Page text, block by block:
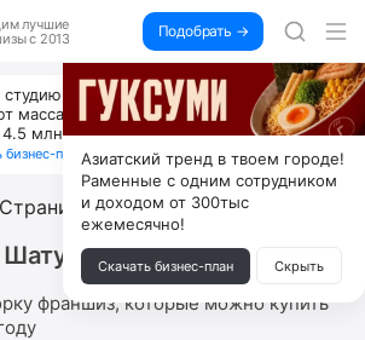
лучшие
с 2013
Подобрать →
где не колют и не режут,
массаж лица руками и в первый же год
4.5 млн
бизнес-план ↓
Страница 4
франшиз, которые можно купить
Азиатский тренд в твоем городе!
Раменные с одним сотрудником
и доходом от 300тыс
ежемесячно!
Скачать бизнес-план Скрыть